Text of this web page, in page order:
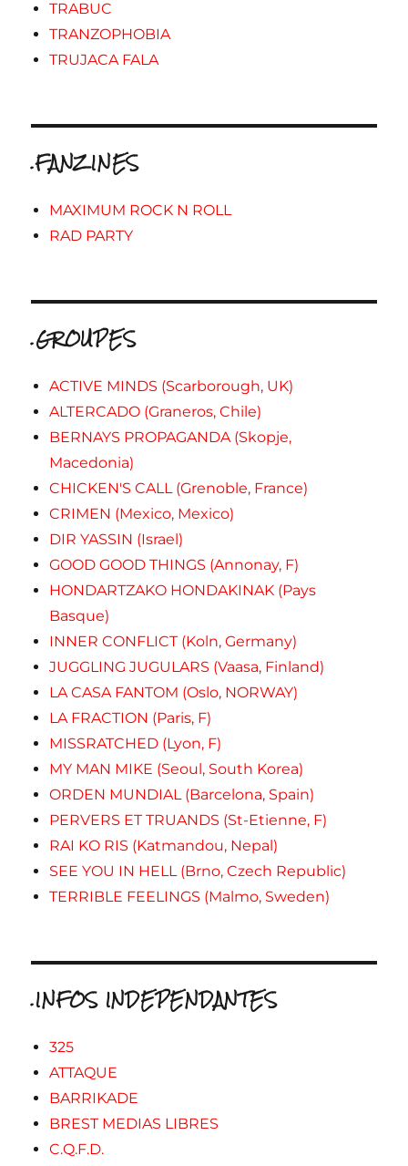
TRABUC
TRANZOPHOBIA
TRUJACA FALA
.FANZINES
MAXIMUM ROCK N ROLL
RAD PARTY
.GROUPES
ACTIVE MINDS (Scarborough, UK)
ALTERCADO (Graneros, Chile)
BERNAYS PROPAGANDA (Skopje,
Macedonia)
CHICKEN'S CALL (Grenoble, France)
CRIMEN (Mexico, Mexico)
DIR YASSIN (Israel)
GOOD GOOD THINGS (Annonay, F)
HONDARTZAKO HONDAKINAK (Pays
Basque)
INNER CONFLICT (Koln, Germany)
JUGGLING JUGULARS (Vaasa, Finland)
LA CASA FANTOM (Oslo, NORWAY)
LA FRACTION (Paris, F)
MISSRATCHED (Lyon, F)
MY MAN MIKE (Seoul, South Korea)
ORDEN MUNDIAL (Barcelona, Spain)
PERVERS ET TRUANDS (St-Etienne, F)
RAI KO RIS (Katmandou, Nepal)
SEE YOU IN HELL (Brno, Czech Republic)
TERRIBLE FEELINGS (Malmo, Sweden)
.INFOS INDEPENDANTES
325
ATTAQUE
BARRIKADE
BREST MEDIAS LIBRES
C.Q.F.D.